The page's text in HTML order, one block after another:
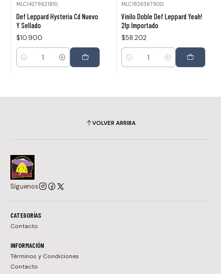
MLC1427962185
Def Leppard Hysteria Cd Nuevo
Y Sellado
$10.900
Cantidad
MLC1826367902
Vinilo Doble Def Leppard Yeah!
2lp Importado
$58.202
Cantidad
VOLVER ARRIBA
Síguenos
CATEGORÍAS
Contacto
INFORMACIÓN
Términos y Condiciones
Contacto